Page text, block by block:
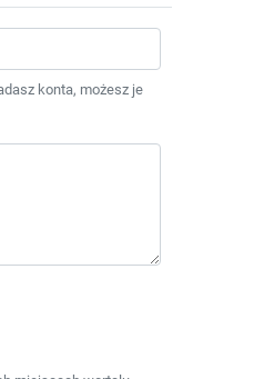
konta, możesz je